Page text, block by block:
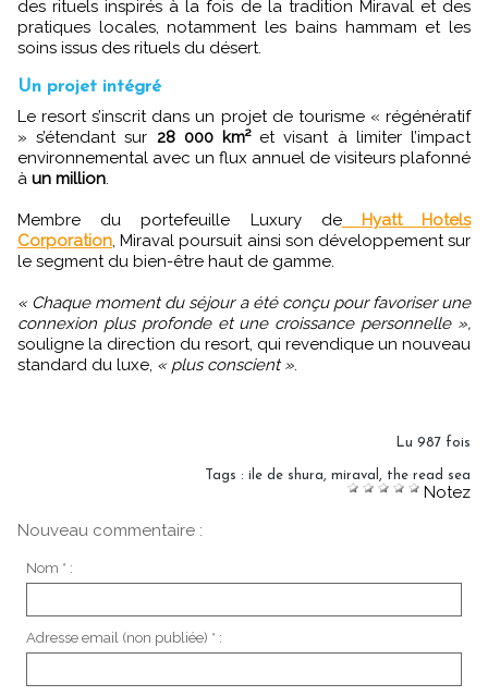
des rituels inspirés à la fois de la tradition Miraval et des
pratiques locales, notamment les bains hammam et les
soins issus des rituels du désert.
Un projet intégré
Le resort s’inscrit dans un projet de tourisme « régénératif
» s’étendant sur 28 000 km²et visant à limiter l’impact
environnemental avec un flux annuel de visiteurs plafonné
à un million
Membre du portefeuille Luxury deHyatt Hotels
Corporation , Miraval poursuit ainsi son développement sur
le segment du bien-être haut de gamme.
« Chaque moment du séjour a été conçu pour favoriser une
connexion plus profonde et une croissance personnelle »,
souligne la direction du resort, qui revendique un nouveau
standard du luxe, « plus conscient »
Lu 987 fois
Tags : ile de shura miraval the read sea
Notez
Nouveau commentaire :
Nom * :
Adresse email (non publiée) * :